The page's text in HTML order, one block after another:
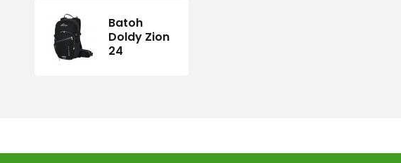
Batoh
Doldy Zion
24